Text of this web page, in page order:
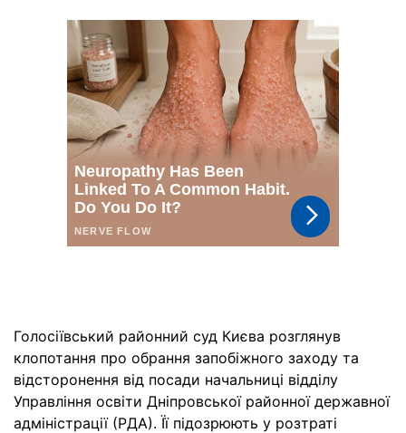
Голосіївський районний суд Києва розглянув
клопотання про обрання запобіжного заходу та
відсторонення від посади начальниці відділу
Управління освіти Дніпровської районної державної
адміністрації (РДА). Її підозрюють у розтраті